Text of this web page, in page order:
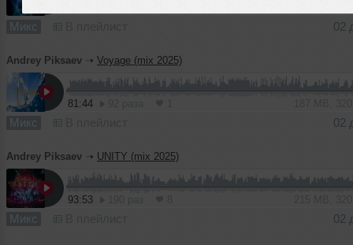
Микс 02
Andrey Piksaev ➝ Voyage (mix 2025)
81:44
Микс 02
Andrey Piksaev ➝ UNITY (mix 2025)
93:53
Микс 02